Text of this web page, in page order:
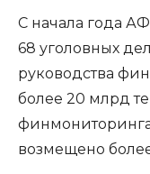
С начала года
68 уголовных
руководства
более 20 млрд
возмещено